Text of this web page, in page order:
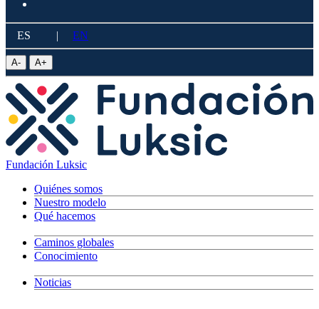
ES | EN
A- A+
Fundación Luksic
Quiénes somos
Nuestro modelo
Qué hacemos
Caminos globales
Conocimiento
Noticias